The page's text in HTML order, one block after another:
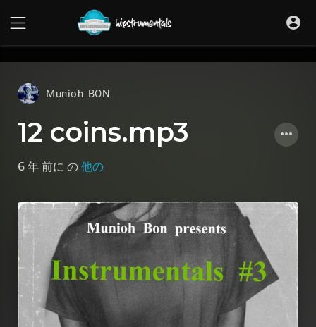
Munioh BON
12 coins.mp3
6 年 前に の 他の